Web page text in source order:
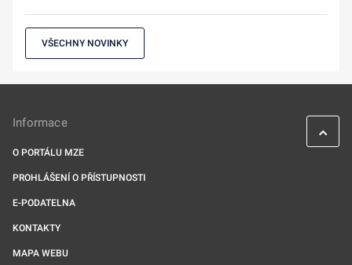
VŠECHNY NOVINKY
Informace
O PORTÁLU MZE
PROHLÁŠENÍ O PŘÍSTUPNOSTI
E-PODATELNA
KONTAKTY
MAPA WEBU